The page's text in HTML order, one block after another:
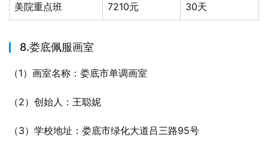
美院重点班 7210元 30天
8.娄底佩服画室
（1）画室名称：娄底市单调画室
（2）创始人：王聪妮
（3）学校地址：娄底市绿化大道吕三路95号